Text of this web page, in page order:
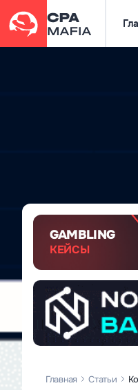
GAMBLING
КЕЙСЫ
Главная Статьи